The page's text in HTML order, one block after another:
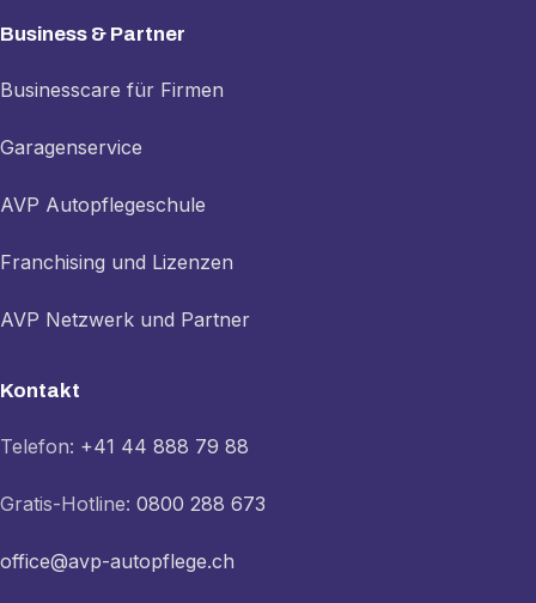
Business & Partner
Businesscare für Firmen
Garagenservice
AVP Autopflegeschule
Franchising und Lizenzen
AVP Netzwerk und Partner
Kontakt
Telefon: +41 44 888 79 88
Gratis-Hotline: 0800 288 673
office@avp-autopflege.ch